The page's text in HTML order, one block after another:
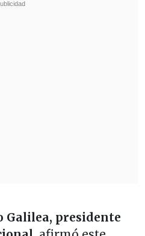
Galilea, presidente